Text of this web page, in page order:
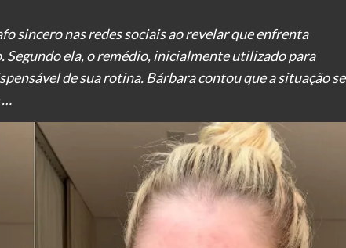
sincero nas redes sociais ao revelar que enfrenta
Segundo ela, o remédio, inicialmente utilizado para
de sua rotina. Bárbara contou que a situação se
…